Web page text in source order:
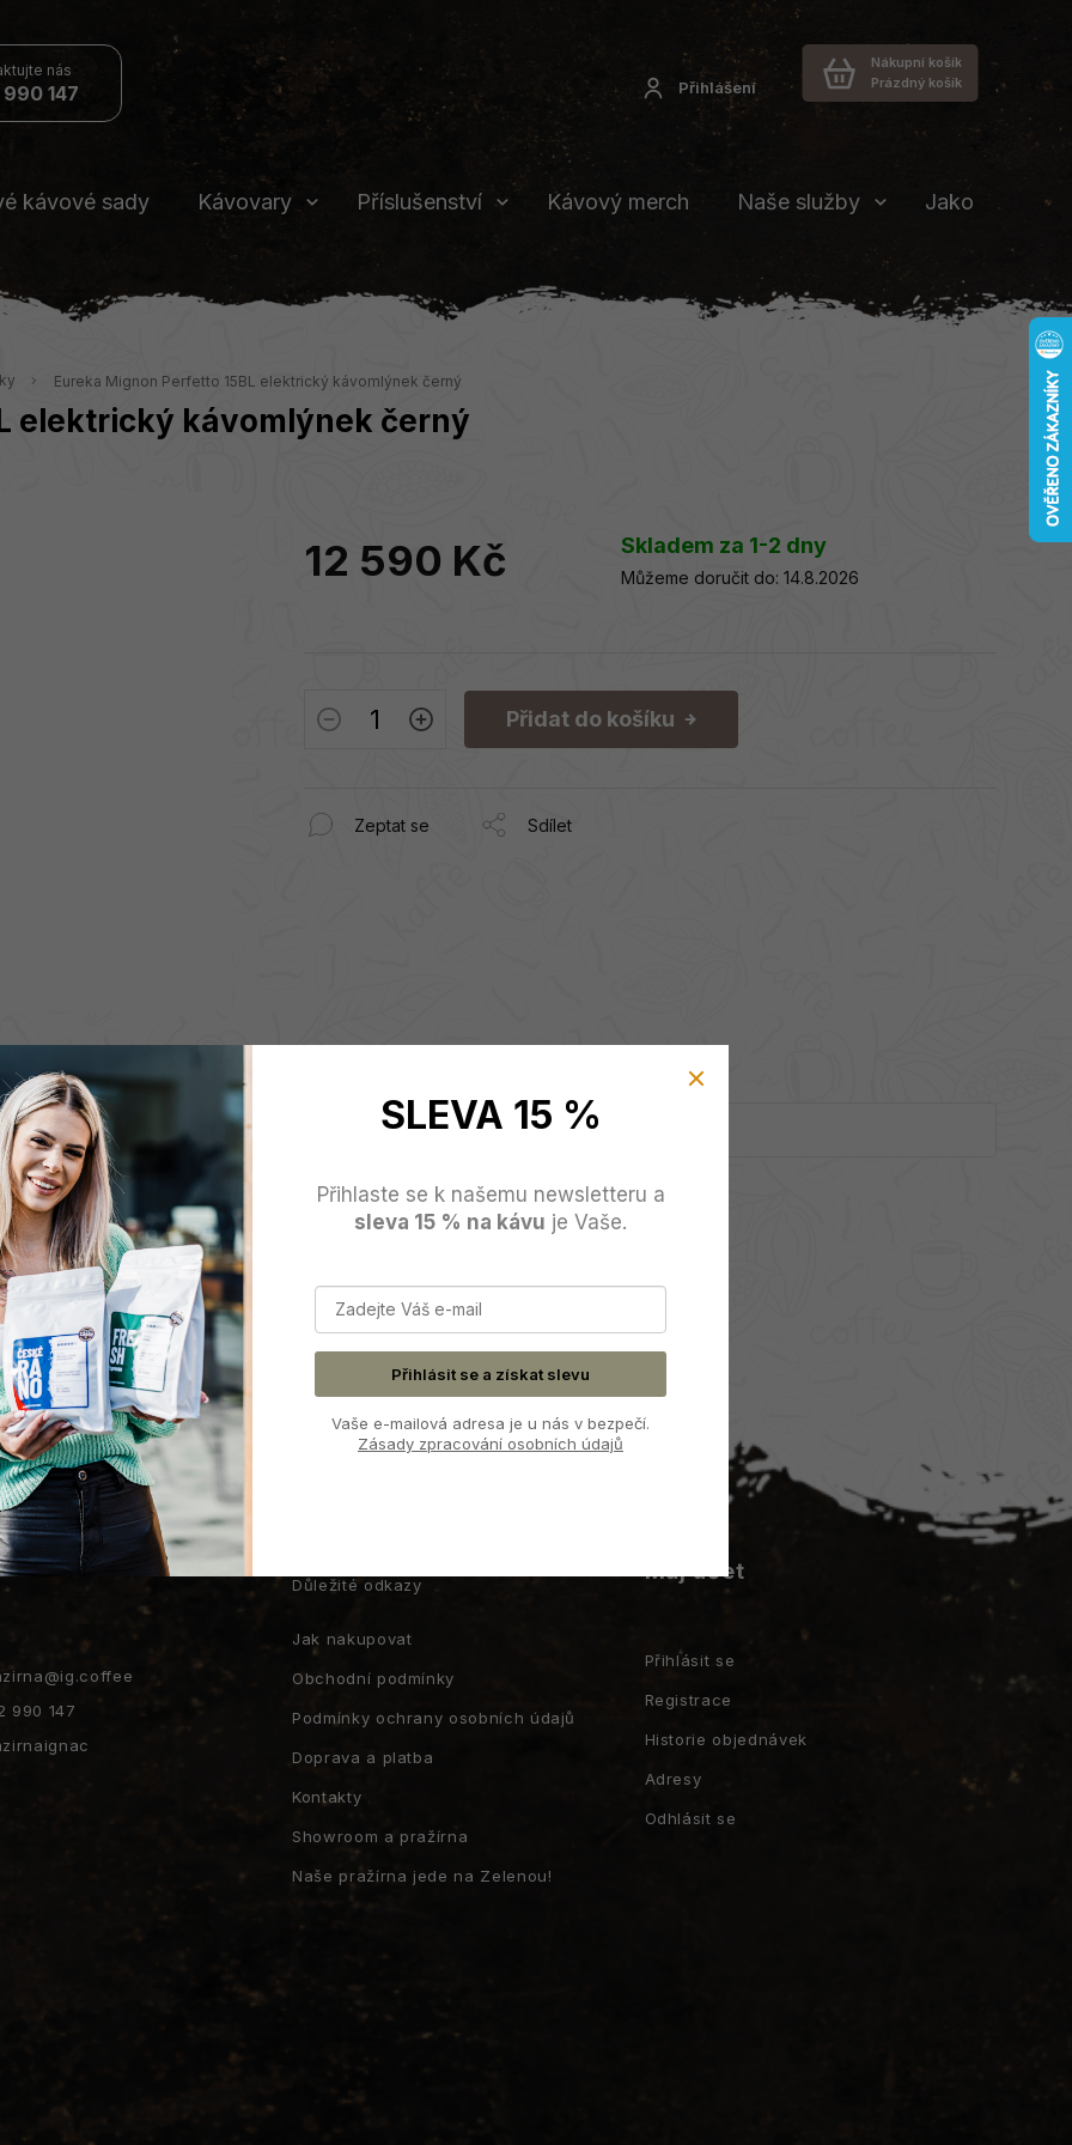
147 Přihlášení
Nákupní košík
Prázdný košík
kávové sady Kávovary Příslušenství Kávový merch Naše služby Jakou vybrat
Eureka Mignon Perfetto 15BL elektrický kávomlýnek černý
elektrický kávomlýnek černý
12 590 Kč Skladem za 1-2 dny
Můžeme doručit do: 14.8.2026
Přidat do košíku
Zeptat se Sdílet
@ig.coffee
990 147
Důležité odkazy
Jak nakupovat
Obchodní podmínky
Podmínky ochrany osobních údajů
Doprava a platba
Kontakty
Showroom a pražírna
Naše pražírna jede na Zelenou!
Můj účet
Přihlásit se
Registrace
Historie objednávek
Adresy
Odhlásit se
SLEVA 15 %
Přihlaste se k našemu newsletteru a
sleva 15 % na kávu je Vaše.
Přihlásit se a získat slevu
Vaše e-mailová adresa je u nás v bezpečí.
Zásady zpracování osobních údajů